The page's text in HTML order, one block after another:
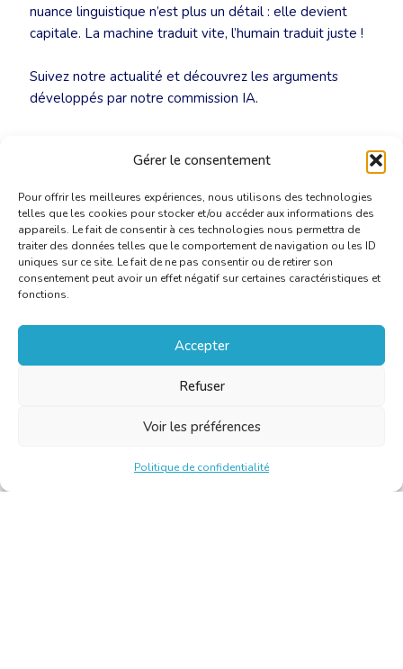
Gérer le consentement
Pour offrir les meilleures expériences, nous utilisons des technologies
telles que les cookies pour stocker et/ou accéder aux informations des
appareils. Le fait de consentir à ces technologies nous permettra de
traiter des données telles que le comportement de navigation ou les ID
uniques sur ce site. Le fait de ne pas consentir ou de retirer son
consentement peut avoir un effet négatif sur certaines caractéristiques et
fonctions.
Accepter
Refuser
Voir les préférences
Politique de confidentialité
nuance linguistique n’est plus un détail : elle devient
capitale. La machine traduit vite, l’humain traduit juste !
Suivez notre actualité et découvrez les arguments
développés par notre commission IA.